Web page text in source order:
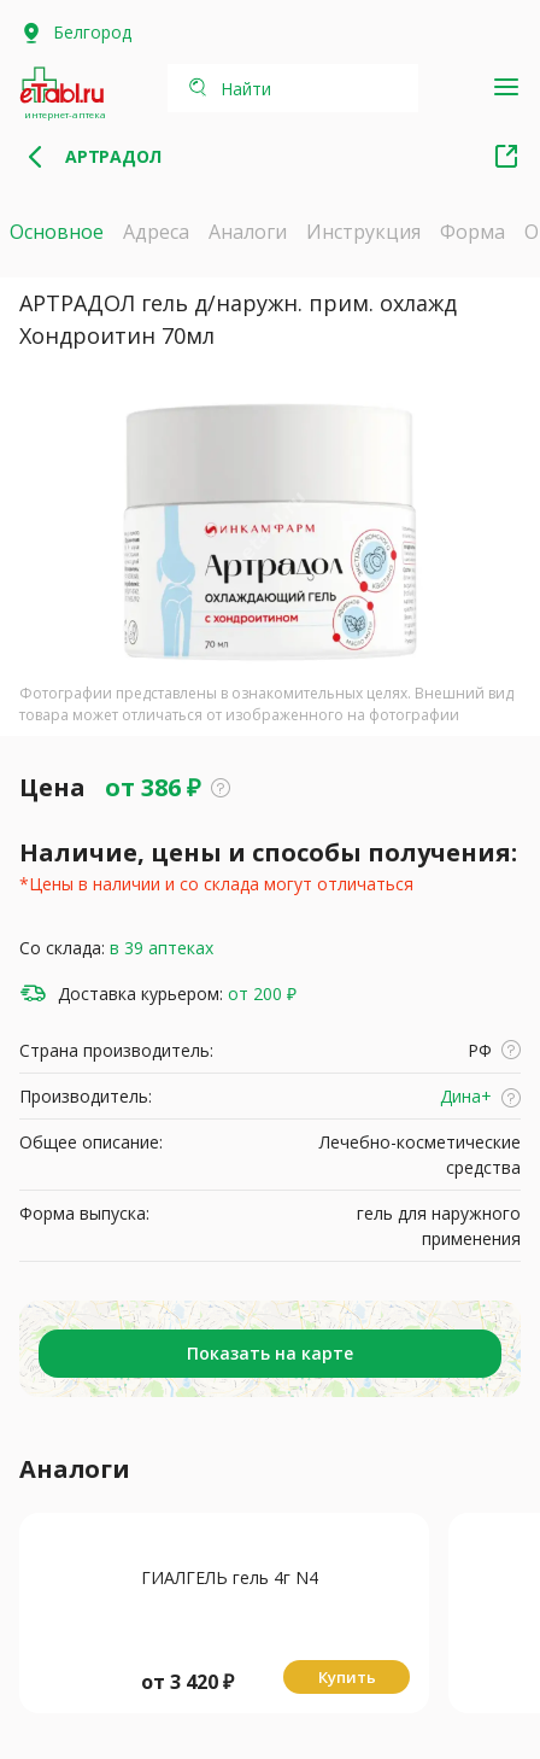
Белгород
интернет-аптека
Найти
АРТРАДОЛ
Основное Адреса Аналоги Инструкция Форма
АРТРАДОЛ гель д/наружн. прим. охлажд
Хондроитин 70мл
Фотографии представлены в ознакомительных целях. Внешний вид
товара может отличаться от изображенного на фотографии
Цена от 386₽
Наличие, цены и способы получения:
*Цены в наличии и со склада могут отличаться
Со склада: в 39 аптеках
Доставка курьером: от 200 ₽
Страна производитель:
РФ
Производитель:
Дина+
Общее описание:
Лечебно-косметические
средства
Форма выпуска:
гель для наружного
применения
Показать на карте
Аналоги
ГИАЛГЕЛЬ гель 4г N4
от 3 420₽ Купить